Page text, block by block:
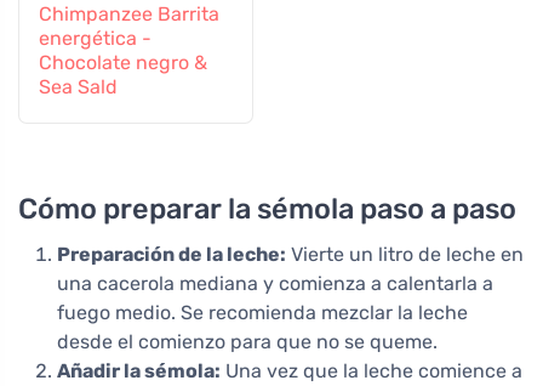
Chimpanzee Barrita
energética -
Chocolate negro &
Sea Sald
Cómo preparar la sémola paso a paso
Preparación de la leche: Vierte un litro de leche en
una cacerola mediana y comienza a calentarla a
fuego medio. Se recomienda mezclar la leche
desde el comienzo para que no se queme.
Añadir la sémola: Una vez que la leche comience a